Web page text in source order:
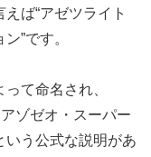
ば“アゼツライト
”です。
て命名され、
ゾゼオ・スーパー
いう公式な説明があ